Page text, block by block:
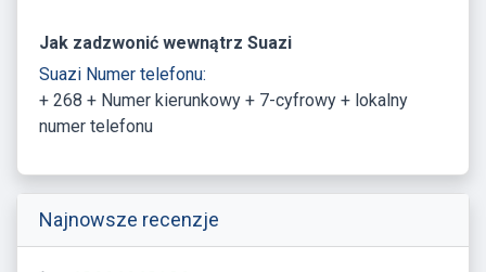
Jak zadzwonić wewnątrz Suazi
Suazi Numer telefonu:
+ 268 + Numer kierunkowy + 7-cyfrowy + lokalny
numer telefonu
Najnowsze recenzje